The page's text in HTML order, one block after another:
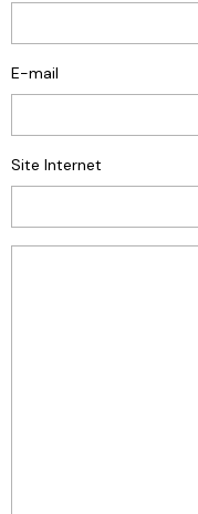
E-mail
Site Internet